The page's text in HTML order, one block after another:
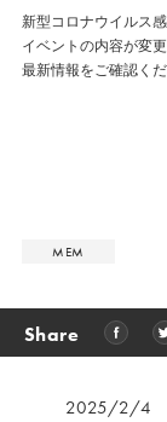
新型コロナウイルス
イベントの内容が変
最新情報をご確認くだ
MEM
Share
2025/2/4